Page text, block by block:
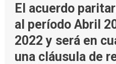
El acuerdo
al período Abril
2022 y será en
una cláusula de